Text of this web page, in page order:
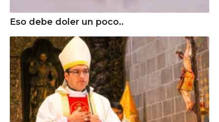
Eso debe doler un poco..